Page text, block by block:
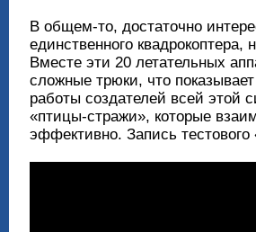
В общем-то, достаточно
единственного
Вместе эти 20 летательных
сложные трюки, что
работы создателей всей этой
«птицы-стражи», которые
эффективно. Запись